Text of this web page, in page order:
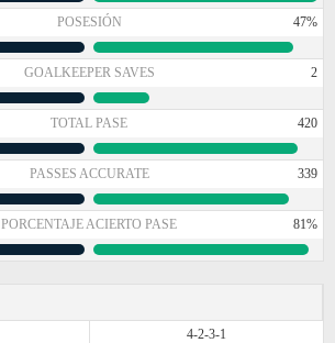
POSESIÓN 47%
GOALKEEPER SAVES 2
TOTAL PASE 420
PASSES ACCURATE 339
PORCENTAJE ACIERTO PASE 81%
4-2-3-1